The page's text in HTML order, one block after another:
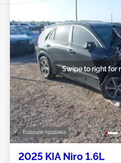
Будущая продажа
Swipe to right for
2025 KIA Niro 1.6L